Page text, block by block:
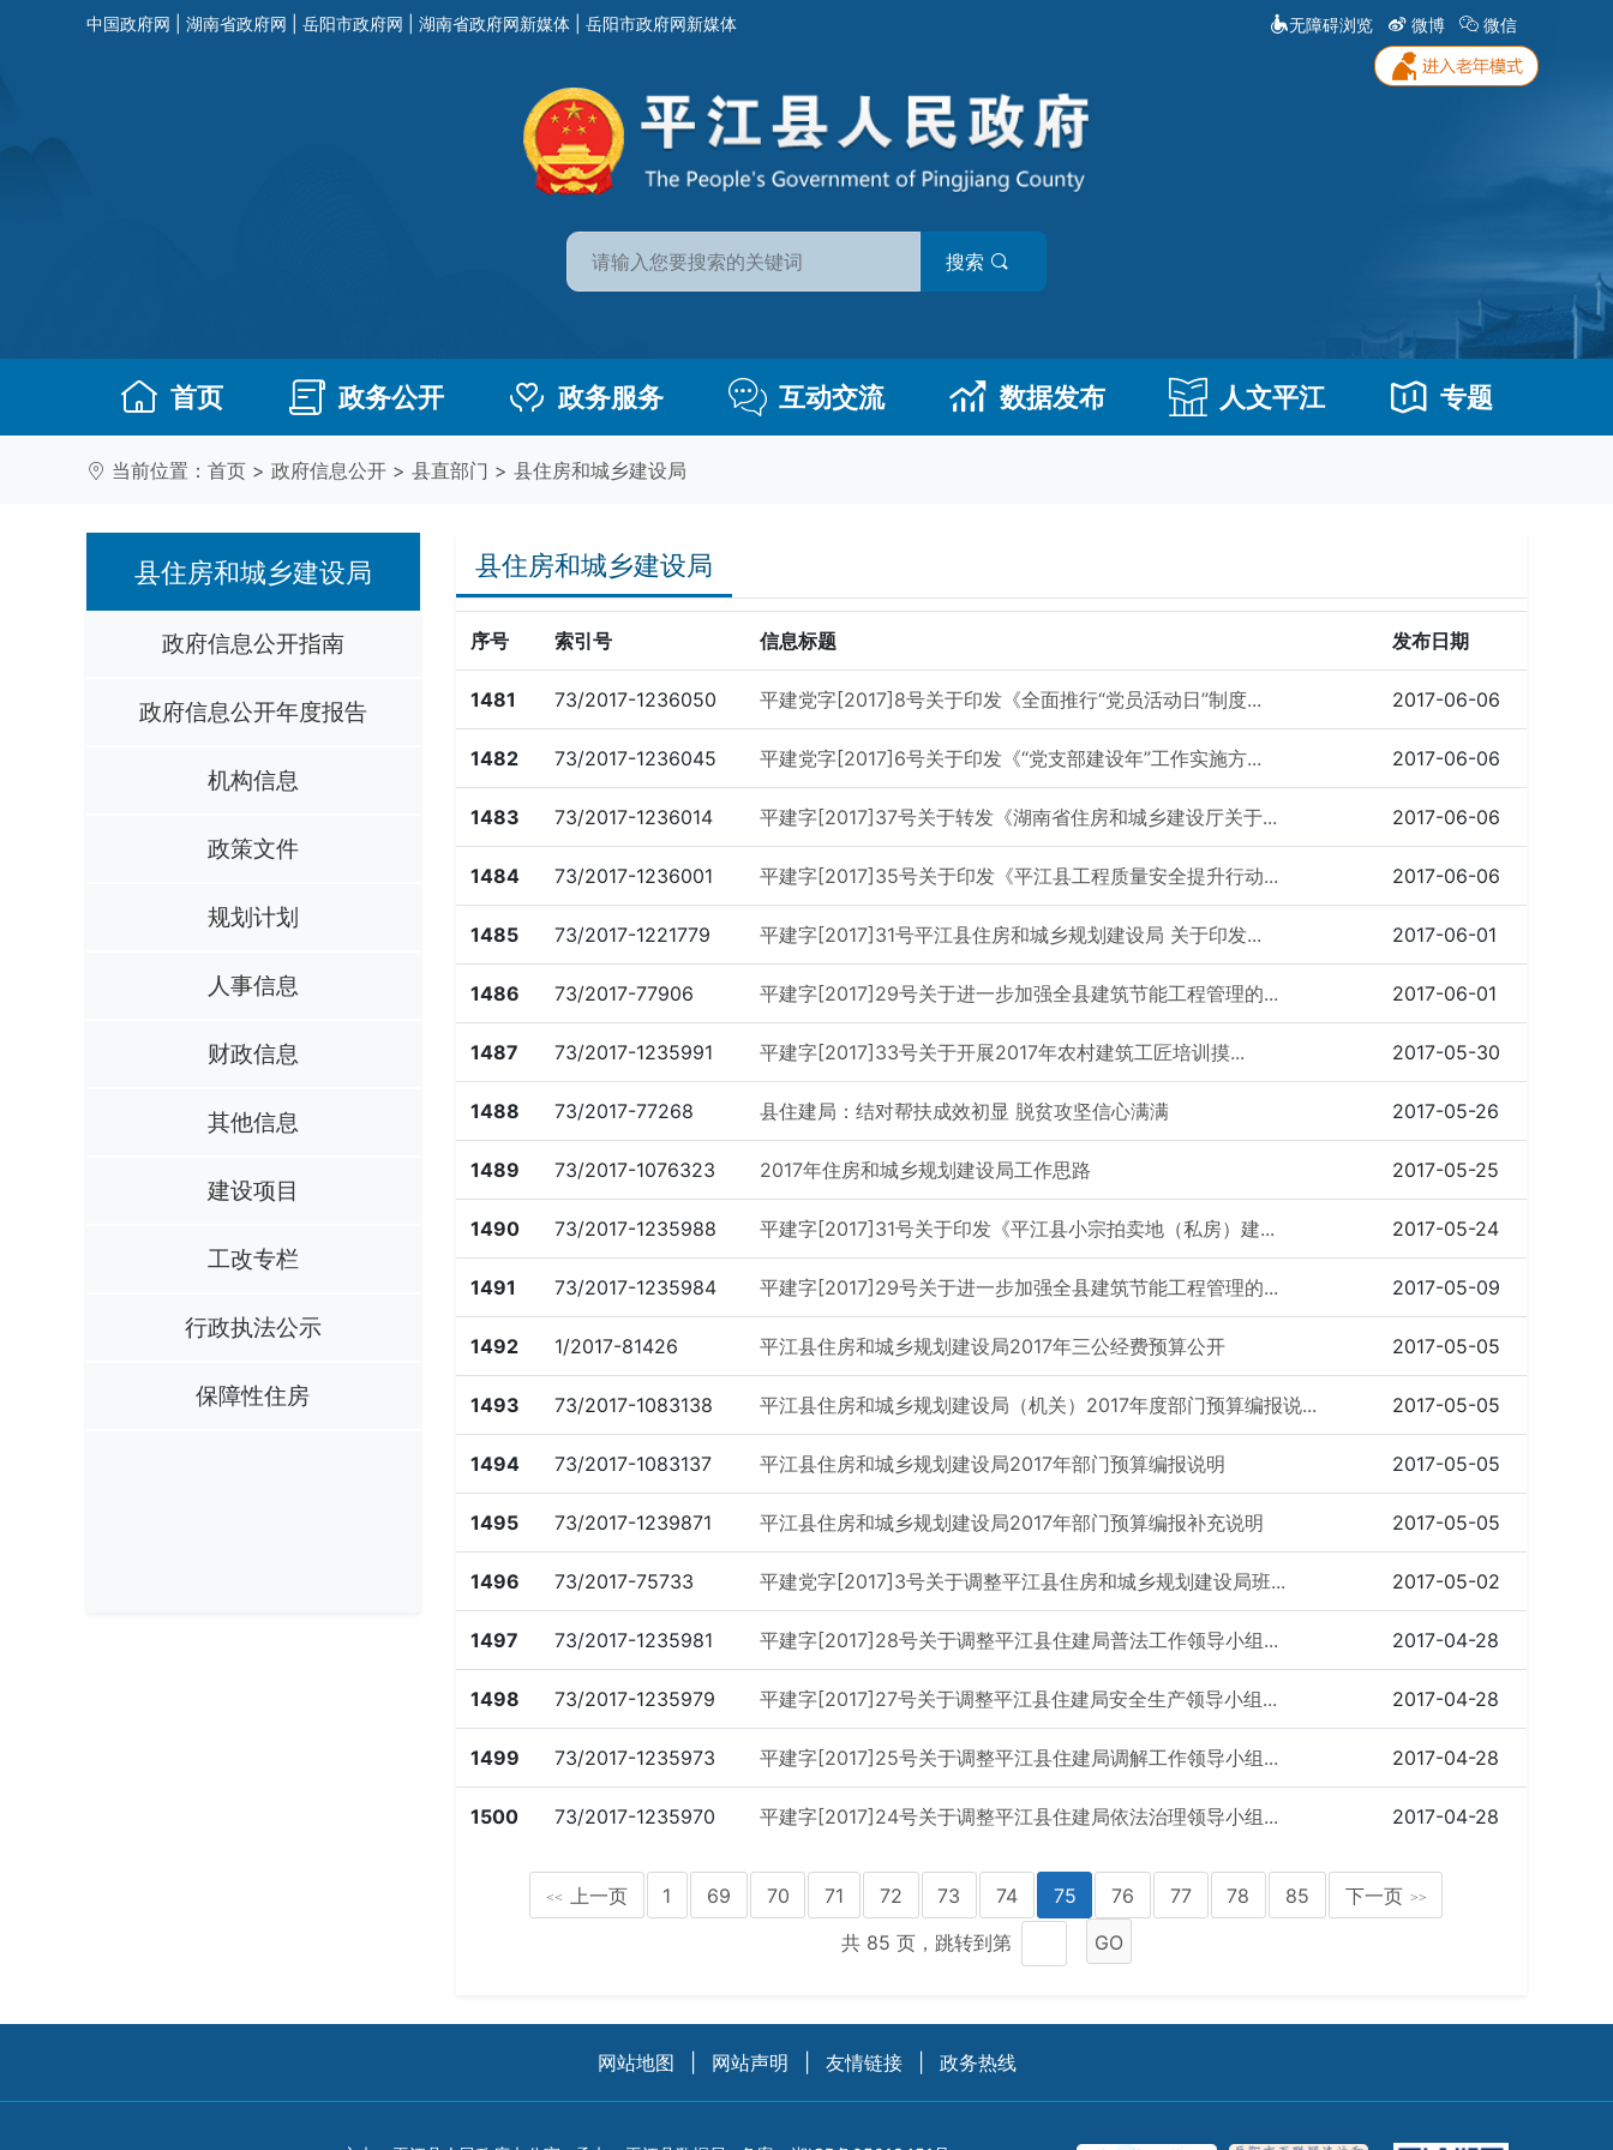
中国政府网 湖南省政府网 岳阳市政府网 湖南省政府网新媒体 岳阳市政府网新媒体 无障碍浏览 微博 微信
搜索
首页 政务公开 政务服务 互动交流 数据发布 人文平江 专题
当前位置： 首页 > 政府信息公开 > 县直部门 > 县住房和城乡建设局
县住房和城乡建设局
政府信息公开指南
政府信息公开年度报告
机构信息
政策文件
规划计划
人事信息
财政信息
其他信息
建设项目
工改专栏
行政执法公示
保障性住房
县住房和城乡建设局
序号 索引号 信息标题 发布日期
1481 73/2017-1236050 平建党字[2017]8号关于印发《全面推行“党员活动日”制度... 2017-06-06
1482 73/2017-1236045 平建党字[2017]6号关于印发《“党支部建设年”工作实施方... 2017-06-06
1483 73/2017-1236014 平建字[2017]37号关于转发《湖南省住房和城乡建设厅关于... 2017-06-06
1484 73/2017-1236001 平建字[2017]35号关于印发《平江县工程质量安全提升行动... 2017-06-06
1485 73/2017-1221779 平建字[2017]31号平江县住房和城乡规划建设局 关于印发... 2017-06-01
1486 73/2017-77906 平建字[2017]29号关于进一步加强全县建筑节能工程管理的... 2017-06-01
1487 73/2017-1235991 平建字[2017]33号关于开展2017年农村建筑工匠培训摸... 2017-05-30
1488 73/2017-77268 县住建局：结对帮扶成效初显 脱贫攻坚信心满满 2017-05-26
1489 73/2017-1076323 2017年住房和城乡规划建设局工作思路 2017-05-25
1490 73/2017-1235988 平建字[2017]31号关于印发《平江县小宗拍卖地（私房）建... 2017-05-24
1491 73/2017-1235984 平建字[2017]29号关于进一步加强全县建筑节能工程管理的... 2017-05-09
1492 1/2017-81426 平江县住房和城乡规划建设局2017年三公经费预算公开 2017-05-05
1493 73/2017-1083138 平江县住房和城乡规划建设局（机关）2017年度部门预算编报说... 2017-05-05
1494 73/2017-1083137 平江县住房和城乡规划建设局2017年部门预算编报说明 2017-05-05
1495 73/2017-1239871 平江县住房和城乡规划建设局2017年部门预算编报补充说明 2017-05-05
1496 73/2017-75733 平建党字[2017]3号关于调整平江县住房和城乡规划建设局班... 2017-05-02
1497 73/2017-1235981 平建字[2017]28号关于调整平江县住建局普法工作领导小组... 2017-04-28
1498 73/2017-1235979 平建字[2017]27号关于调整平江县住建局安全生产领导小组... 2017-04-28
1499 73/2017-1235973 平建字[2017]25号关于调整平江县住建局调解工作领导小组... 2017-04-28
1500 73/2017-1235970 平建字[2017]24号关于调整平江县住建局依法治理领导小组... 2017-04-28
<< 上一页 1 69 70 71 72 73 74 75 76 77 78 85 下一页 >>
共 85 页，跳转到第 GO
网站地图 网站声明 友情链接 政务热线